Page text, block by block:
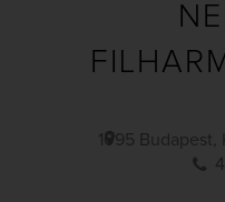
1095 Budapest,